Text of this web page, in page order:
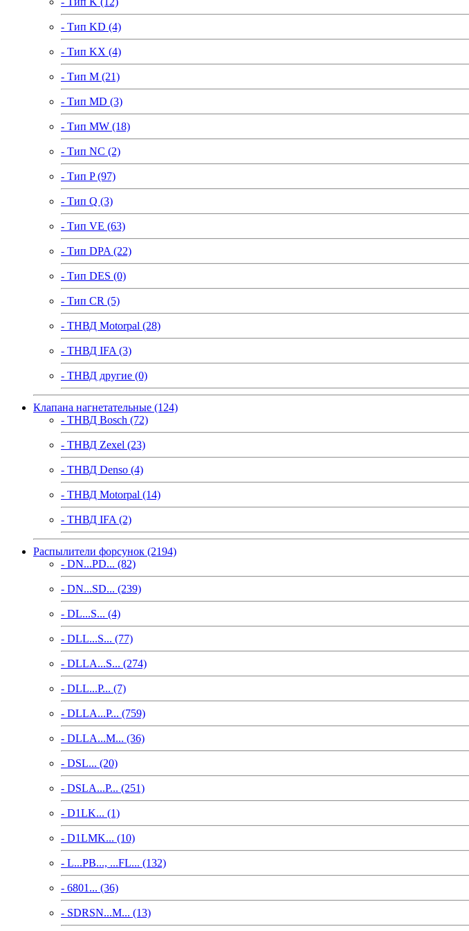
- Тип KD (4)
- Тип KX (4)
- Тип M (21)
- Тип MD (3)
- Тип MW (18)
- Тип NC (2)
- Тип P (97)
- Тип Q (3)
- Тип VE (63)
- Тип DPA (22)
- Тип DES (0)
- Тип CR (5)
- ТНВД Motorpal (28)
- ТНВД IFA (3)
- ТНВД другие (0)
Клапана нагнетательные (124)
- ТНВД Bosch (72)
- ТНВД Zexel (23)
- ТНВД Denso (4)
- ТНВД Motorpal (14)
- ТНВД IFA (2)
Распылители форсунок (2194)
- DN...PD... (82)
- DN...SD... (239)
- DL...S... (4)
- DLL...S... (77)
- DLLA...S... (274)
- DLL...P... (7)
- DLLA...P... (759)
- DLLA...M... (36)
- DSL... (20)
- DSLA...P... (251)
- D1LK... (1)
- D1LMK... (10)
- L...PB..., ...FL... (132)
- 6801... (36)
- SDRSN...M... (13)